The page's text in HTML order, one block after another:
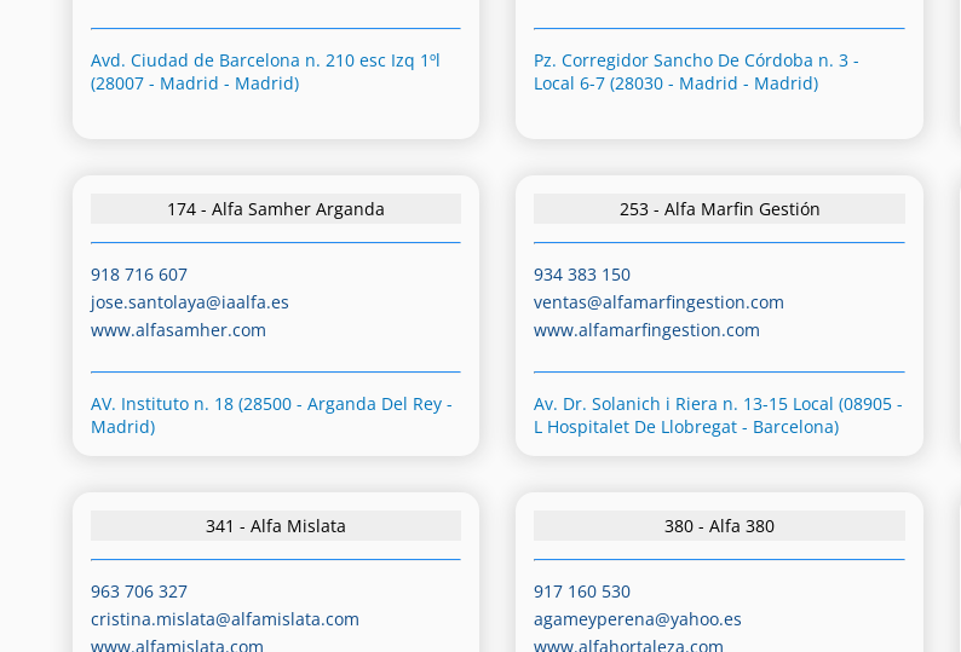
Avd. Ciudad de Barcelona n. 210 esc Izq 1ºl
(28007 - Madrid - Madrid)
Pz. Corregidor Sancho De Córdoba n. 3 -
Local 6-7 (28030 - Madrid - Madrid)
174 - Alfa Samher Arganda
918 716 607
jose.santolaya@iaalfa.es
www.alfasamher.com
AV. Instituto n. 18 (28500 - Arganda Del Rey -
Madrid)
253 - Alfa Marfin Gestión
934 383 150
ventas@alfamarfingestion.com
www.alfamarfingestion.com
Av. Dr. Solanich i Riera n. 13-15 Local (08905 -
L Hospitalet De Llobregat - Barcelona)
341 - Alfa Mislata
963 706 327
cristina.mislata@alfamislata.com
www.alfamislata.com
380 - Alfa 380
917 160 530
agameyperena@yahoo.es
www.alfahortaleza.com